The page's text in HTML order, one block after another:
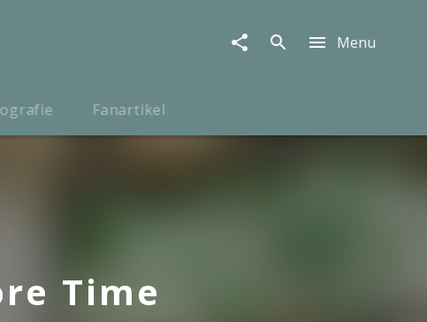
Menu
Fanartikel
Time